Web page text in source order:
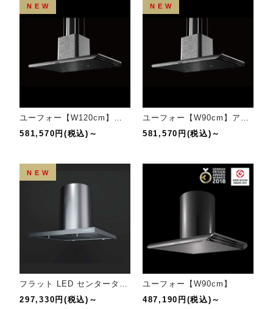
NEW
581,570円(税込)～
NEW
581,570円(税込)～
NEW
フラット LED センタータイプ【幅75cm】
297,330円(税込)～
ユーフォー【W90cm】
487,190円(税込)～